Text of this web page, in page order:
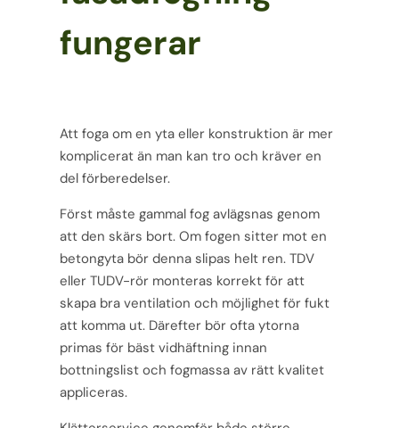
fungerar
Att foga om en yta eller konstruktion är mer
komplicerat än man kan tro och kräver en
del förberedelser.
Först måste gammal fog avlägsnas genom
att den skärs bort. Om fogen sitter mot en
betongyta bördenna slipas helt ren. TDV
eller TUDV-rör monteras korrekt för att
skapa bra ventilation och möjlighet förfukt
att komma ut. Därefter bör ofta ytorna
primas för bäst vidhäftning innan
bottningslist och fogmassa av rätt kvalitet
appliceras.